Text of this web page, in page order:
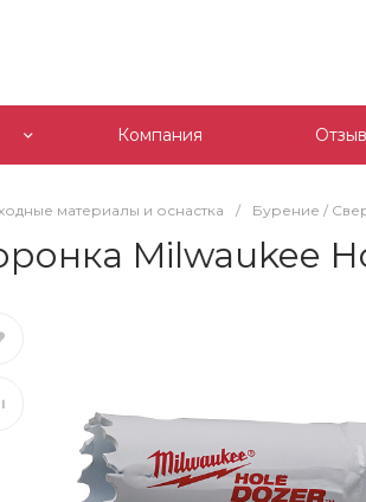
Компания
материалы и оснастка / Бурение /
Milwaukee